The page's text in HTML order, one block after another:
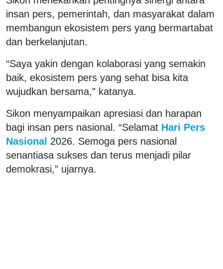
insan pers, pemerintah, dan masyarakat dalam
membangun ekosistem pers yang bermartabat
dan berkelanjutan.
“Saya yakin dengan kolaborasi yang semakin
baik, ekosistem pers yang sehat bisa kita
wujudkan bersama,” katanya.
Sikon menyampaikan apresiasi dan harapan
bagi insan pers nasional. “Selamat Hari Pers
Nasional 2026. Semoga pers nasional
senantiasa sukses dan terus menjadi pilar
demokrasi,” ujarnya.